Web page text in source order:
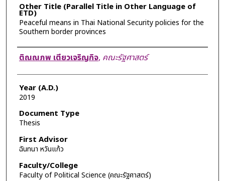
Other Title (Parallel Title in Other Language of
ETD)
Peaceful means in Thai National Security policies for the
Southern border provinces
Author
ติณณภพ เตียวเจริญกิจ, คณะรัฐศาสตร์
Year (A.D.)
2019
Document Type
Thesis
First Advisor
ฉันทนา หวันแก้ว
Faculty/College
Faculty of Political Science (คณะรัฐศาสตร์)